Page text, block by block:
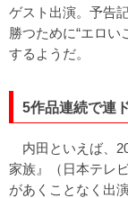
ゲスト出演。予告
勝つために“エロい
するようだ。
5作品連続で連
内田といえば、
家族』（日本テレ
があくことなく出